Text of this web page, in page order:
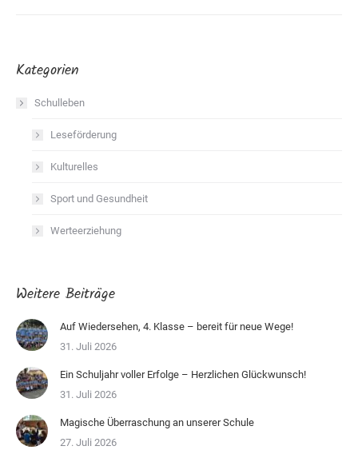
Kategorien
Schulleben
Leseförderung
Kulturelles
Sport und Gesundheit
Werteerziehung
Weitere Beiträge
Auf Wiedersehen, 4. Klasse – bereit für neue Wege!
31. Juli 2026
Ein Schuljahr voller Erfolge – Herzlichen Glückwunsch!
31. Juli 2026
Magische Überraschung an unserer Schule
27. Juli 2026